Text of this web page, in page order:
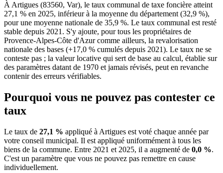
À Artigues (83560, Var), le taux communal de taxe foncière atteint
27,1 % en 2025, inférieur à la moyenne du département (32,9 %),
pour une moyenne nationale de 35,9 %. Le taux communal est resté
stable depuis 2021. S'y ajoute, pour tous les propriétaires de
Provence-Alpes-Côte d'Azur comme ailleurs, la revalorisation
nationale des bases (+17,0 % cumulés depuis 2021). Le taux ne se
conteste pas ; la valeur locative qui sert de base au calcul, établie sur
des paramètres datant de 1970 et jamais révisés, peut en revanche
contenir des erreurs vérifiables.
Pourquoi vous ne pouvez pas contester ce
taux
Le taux de 27,1 % appliqué à Artigues est voté chaque année par
votre conseil municipal. Il est appliqué uniformément à tous les
biens de la commune. Entre 2021 et 2025, il a augmenté de 0,0 %.
C'est un paramètre que vous ne pouvez pas remettre en cause
individuellement.